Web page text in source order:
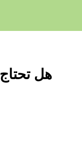
هل تحتاج